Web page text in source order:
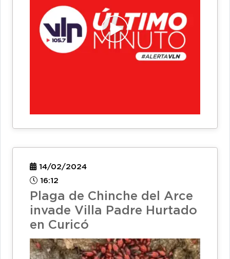
14/02/2024
16:12
Plaga de Chinche del Arce
invade Villa Padre Hurtado
en Curicó